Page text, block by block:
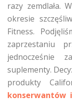
razy zemdlała.
okresie
Fitness.
zaprzestaniu
jednocześnie
suplementy.
produkty
konserwantów